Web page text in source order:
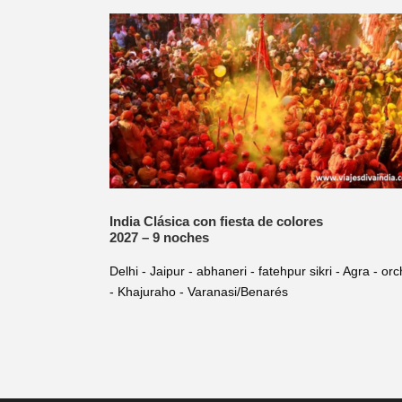
India Clásica con fiesta de colores
2027 – 9 noches
Delhi - Jaipur - abhaneri - fatehpur sikri - Agra -
- Khajuraho - Varanasi/Benarés